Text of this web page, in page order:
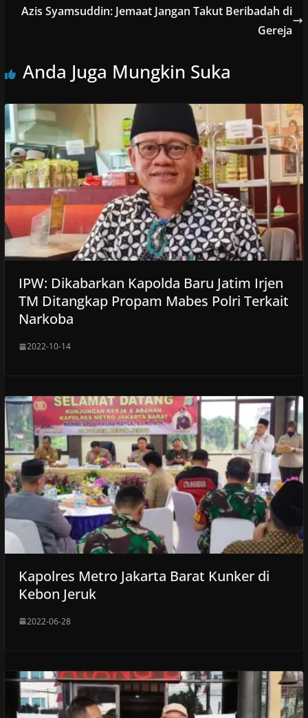
Azis Syamsuddin: Jemaat Jangan Takut Beribadah di
Gereja
Anda Juga Mungkin Suka
IPW: Dikabarkan Kapolda Baru Jatim Irjen
TM Ditangkap Propam Mabes Polri Terkait
Narkoba
2022-10-14
Kapolres Metro Jakarta Barat Kunker di
Kebon Jeruk
2022-06-28